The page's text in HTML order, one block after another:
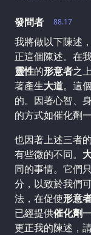
88.17
發問者
我將做以下陳述
正這個陳述。在
靈性的形意者之
著產生大道。這
的。因著心智、
的方式如催化劑一
也因著上述三者
有些微的不同。
同的事情。它們
分，以致於我們
法，在促使形意
已經提供催化劑
更正我的陳述，